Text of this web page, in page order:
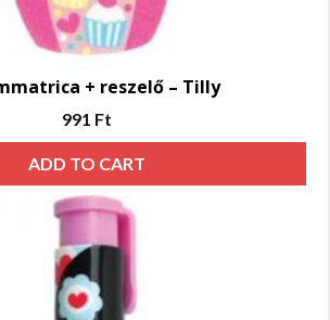
+ reszelő – Tilly
991 Ft
ADD TO CART